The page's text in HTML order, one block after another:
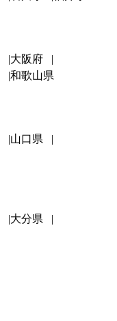
大阪府
和歌山県
山口県
大分県